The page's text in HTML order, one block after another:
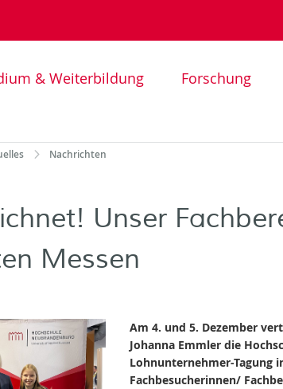
& Weiterbildung Forschung
Nachrichten
Unser
Messen
Am 4. und 5. Dezember
Johanna Emmler die
Lohnunternehmer-Tagung
Fachbesucherinnen/